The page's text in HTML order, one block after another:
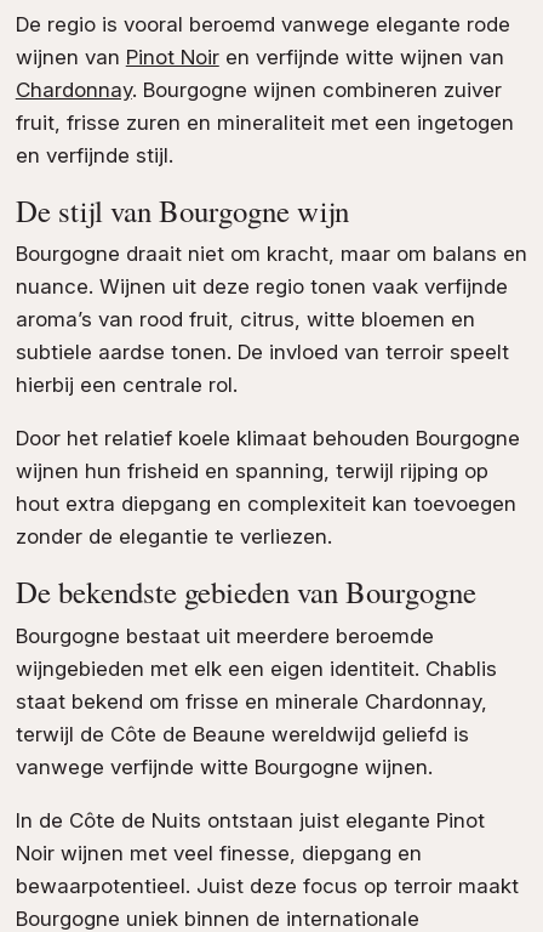
De regio is vooral beroemd vanwege elegante rode
wijnen van Pinot Noiren verfijnde witte wijnen van
Chardonnay. Bourgogne wijnen combineren zuiver
fruit, frisse zuren en mineraliteit met een ingetogen
en verfijnde stijl.
De stijl van Bourgogne wijn
Bourgogne draait niet om kracht, maar om balans en
nuance. Wijnen uit deze regio tonen vaak verfijnde
aroma’s van rood fruit, citrus, witte bloemen en
subtiele aardse tonen. De invloed van terroir speelt
hierbij een centrale rol.
Door het relatief koele klimaat behouden Bourgogne
wijnen hun frisheid en spanning, terwijl rijping op
hout extra diepgang en complexiteit kan toevoegen
zonder de elegantie te verliezen.
De bekendste gebieden van Bourgogne
Bourgogne bestaat uit meerdere beroemde
wijngebieden met elk een eigen identiteit. Chablis
staat bekend om frisse en minerale Chardonnay,
terwijl de Côte de Beaune wereldwijd geliefd is
vanwege verfijnde witte Bourgogne wijnen.
In de Côte de Nuits ontstaan juist elegante Pinot
Noir wijnen met veel finesse, diepgang en
bewaarpotentieel. Juist deze focus op terroir maakt
Bourgogne uniek binnen de internationale